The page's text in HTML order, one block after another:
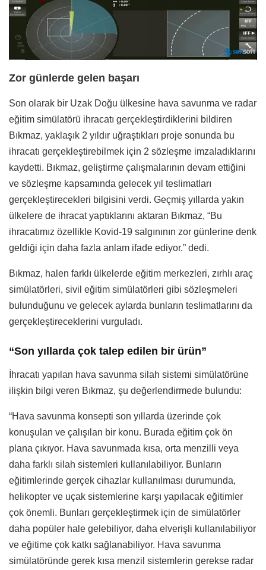
Zor günlerde gelen başarı
Son olarak bir Uzak Doğu ülkesine hava savunma ve radar
eğitim simülatörü ihracatı gerçekleştirdiklerini bildiren
Bıkmaz, yaklaşık 2 yıldır uğraştıkları proje sonunda bu
ihracatı gerçekleştirebilmek için 2 sözleşme imzaladıklarını
kaydetti. Bıkmaz, geliştirme çalışmalarının devam ettiğini
ve sözleşme kapsamında gelecek yıl teslimatları
gerçekleştirecekleri bilgisini verdi. Geçmiş yıllarda yakın
ülkelere de ihracat yaptıklarını aktaran Bıkmaz, “Bu
ihracatımız özellikle Kovid-19 salgınının zor günlerine denk
geldiği için daha fazla anlam ifade ediyor.” dedi.
Bıkmaz, halen farklı ülkelerde eğitim merkezleri, zırhlı araç
simülatörleri, sivil eğitim simülatörleri gibi sözleşmeleri
bulunduğunu ve gelecek aylarda bunların teslimatlarını da
gerçekleştireceklerini vurguladı.
“Son yıllarda çok talep edilen bir ürün”
İhracatı yapılan hava savunma silah sistemi simülatörüne
ilişkin bilgi veren Bıkmaz, şu değerlendirmede bulundu:
“Hava savunma konsepti son yıllarda üzerinde çok
konuşulan ve çalışılan bir konu. Burada eğitim çok ön
plana çıkıyor. Hava savunmada kısa, orta menzilli veya
daha farklı silah sistemleri kullanılabiliyor. Bunların
eğitimlerinde gerçek cihazlar kullanılması durumunda,
helikopter ve uçak sistemlerine karşı yapılacak eğitimler
çok önemli. Bunları gerçekleştirmek için de simülatörler
daha popüler hale gelebiliyor, daha elverişli kullanılabiliyor
ve eğitime çok katkı sağlanabiliyor. Hava savunma
simülatöründe gerek kısa menzil sistemlerin gerekse radar